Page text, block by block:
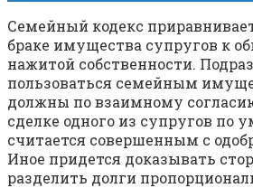
Семейный кодекс
браке имущества супругов к
нажитой собственности.
пользоваться семейным
должны по взаимному
сделке одного из супругов по
считается совершенным с
Иное придется доказывать
разделить долги